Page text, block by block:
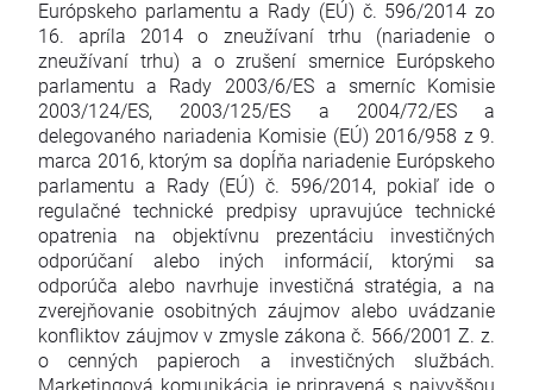
Európskeho parlamentu a Rady (EÚ) č. 596/2014 zo
16. apríla 2014 o zneužívaní trhu (nariadenie o
zneužívaní trhu) a o zrušení smernice Európskeho
parlamentu a Rady 2003/6/ES a smerníc Komisie
2003/124/ES, 2003/125/ES a 2004/72/ES a
delegovaného nariadenia Komisie (EÚ) 2016/958 z 9.
marca 2016, ktorým sa dopĺňa nariadenie Európskeho
parlamentu a Rady (EÚ) č. 596/2014, pokiaľ ide o
regulačné technické predpisy upravujúce technické
opatrenia na objektívnu prezentáciu investičných
odporúčaní alebo iných informácií, ktorými sa
odporúča alebo navrhuje investičná stratégia, a na
zverejňovanie osobitných záujmov alebo uvádzanie
konfliktov záujmov v zmysle zákona č. 566/2001 Z. z.
o cenných papieroch a investičných službách.
Marketingová komunikácia je pripravená s najvyššou